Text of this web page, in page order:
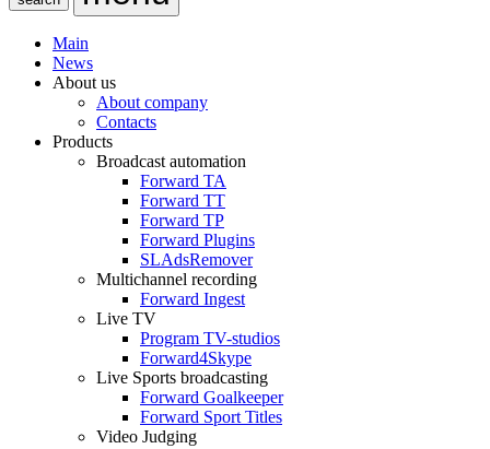
Main
News
About us
About company
Contacts
Products
Broadcast automation
Forward TA
Forward TT
Forward TP
Forward Plugins
SLAdsRemover
Multichannel recording
Forward Ingest
Live TV
Program TV-studios
Forward4Skype
Live Sports broadcasting
Forward Goalkeeper
Forward Sport Titles
Video Judging